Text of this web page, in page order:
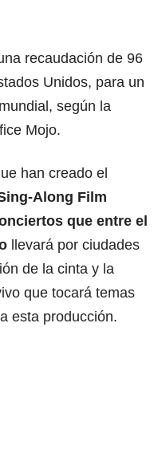
recaudación de 96
Unidos, para un
según la
Mojo.
han creado el
Along Film
que entre el
llevará por ciudades
de la cinta y la
que tocará temas
esta producción.